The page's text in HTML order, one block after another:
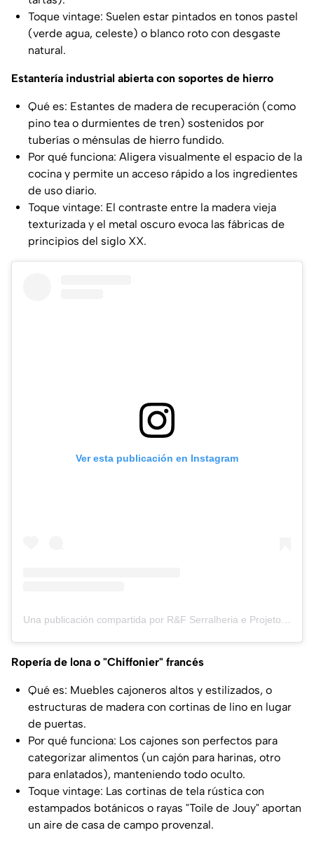
Toque vintage: Suelen estar pintados en tonos pastel
(verde agua, celeste) o blanco roto con desgaste
natural.
Estantería industrial abierta con soportes de hierro
Qué es: Estantes de madera de recuperación (como
pino tea o durmientes de tren) sostenidos por
tuberías o ménsulas de hierro fundido.
Por qué funciona: Aligera visualmente el espacio de la
cocina y permite un acceso rápido a los ingredientes
de uso diario.
Toque vintage: El contraste entre la madera vieja
texturizada y el metal oscuro evoca las fábricas de
principios del siglo XX.
Ver esta publicación en Instagram
Ropería de lona o "Chiffonier" francés
Qué es: Muebles cajoneros altos y estilizados, o
estructuras de madera con cortinas de lino en lugar
de puertas.
Por qué funciona: Los cajones son perfectos para
categorizar alimentos (un cajón para harinas, otro
para enlatados), manteniendo todo oculto.
Toque vintage: Las cortinas de tela rústica con
estampados botánicos o rayas "Toile de Jouy" aportan
un aire de casa de campo provenzal.